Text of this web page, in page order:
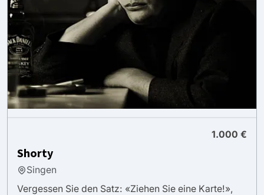
1.000 €
Shorty
Singen
Vergessen Sie den Satz: «Ziehen Sie eine Karte!»,